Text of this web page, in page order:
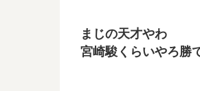
まじの天才やわ
宮崎駿くらいやろ勝